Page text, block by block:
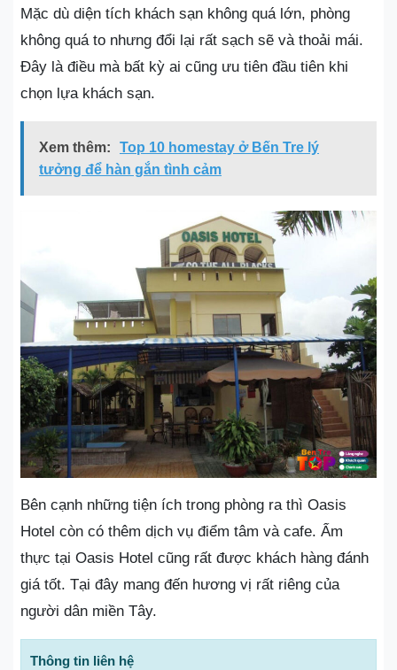
Mặc dù diện tích khách sạn không quá lớn, phòng
không quá to nhưng đổi lại rất sạch sẽ và thoải mái.
Đây là điều mà bất kỳ ai cũng ưu tiên đầu tiên khi
chọn lựa khách sạn.
Xem thêm:
Top 10 homestay ở Bến Tre lý
tưởng để hàn gắn tình cảm
Bên cạnh những tiện ích trong phòng ra thì Oasis
Hotel còn có thêm dịch vụ điểm tâm và cafe. Ẩm
thực tại Oasis Hotel cũng rất được khách hàng đánh
giá tốt. Tại đây mang đến hương vị rất riêng của
người dân miền Tây.
Thông tin liên hệ